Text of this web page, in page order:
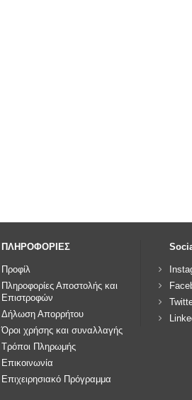
ΠΛΗΡΟΦΟΡΙΕΣ
Προφίλ
Πληροφορίες Αποστολής και
Επιστροφών
Δήλωση Απορρήτου
Όροι χρήσης και συναλλαγής
Τρόποι Πληρωμής
Επικοινωνία
Επιχειρησιακό Πρόγραμμα